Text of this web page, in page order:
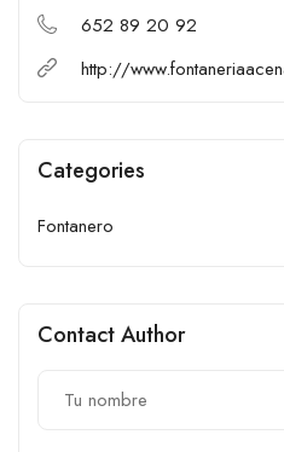
652 89 20 92
http://
Categories
Fontanero
Contact Author